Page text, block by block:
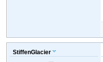
StiffenGlacier